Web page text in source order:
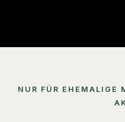
NUR FÜR EHEMALIGE